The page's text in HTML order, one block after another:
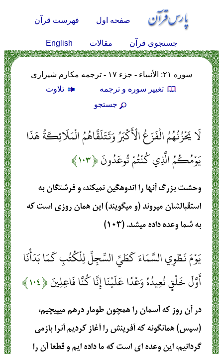
صفحه اول فهرست قرآن
جستجوی قرآن مقالات English
سوره ۲۱: الأنبياء - جزء ۱۷ - ترجمه مکارم شیرازی
تغيير سوره و ترجمه
تلاوت
جستجو
لَا يَحْزُنُهُمُ الْفَزَعُ الْأَكْبَرُ وَتَتَلَقَّاهُمُ الْمَلَائِكَةُ هَذَا
يَوْمُكُمُ الَّذِي كُنْتُمْ تُوعَدُونَ﴿۱۰۳﴾
وحشت بزرگ آنها را اندوهگين نمي‏كند، و فرشتگان به
استقبالشان ميروند (و مي‏گويند) اين همان روزي است كه
به شما وعده داده ميشد. (۱۰۳)
يَوْمَ نَطْوِي السَّمَاءَ كَطَيِّ السِّجِلِّ لِلْكُتُبِ كَمَا بَدَأْنَا
أَوَّلَ خَلْقٍ نُعِيدُهُ وَعْدًا عَلَيْنَا إِنَّا كُنَّا فَاعِلِينَ﴿۱۰۴﴾
در آن روز كه آسمان را همچون طومار درهم مي‏پيچيم،
(سپس) همانگونه كه آفرينش را آغاز كرديم آنرا بازمي
گردانيم، اين وعده‏ اي است كه ما داده‏ ايم و قطعا آن را